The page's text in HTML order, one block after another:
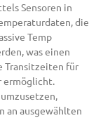
Sensoren in
die
Temp
was einen
Transitzeiten für
ermöglicht.
an ausgewählten